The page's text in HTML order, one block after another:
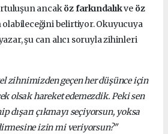
ancaköz farkındalıkve öz
belirtiyor. Okuyucuya
şu can alıcı soruyla zihinleri
zihnimizden geçen her düşünce için
olsak hareket edemezdik. Peki sen
dışarı çıkmayı seçiyorsun, yoksa
izin mi veriyorsun?"